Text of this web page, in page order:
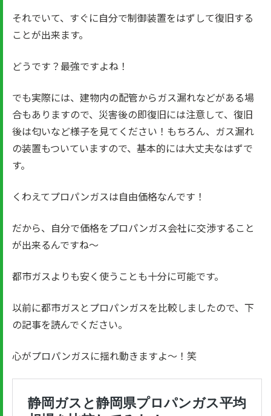
それでいて、すぐに自分で制御装置をはずして復旧する
ことが出来ます。
どうです？最強ですよね！
でも実際には、建物内の配管からガス漏れなどがある場
合もありますので、災害後の即復旧には注意して、復旧
後は匂いなど様子を見てください！もちろん、ガス漏れ
の装置もついていますので、基本的には大丈夫なはずで
す。
くわえてプロパンガスは自由価格なんです！
だから、自分で価格をプロパンガス会社に交渉すること
が出来るんですね～
都市ガスよりも安く使うことも十分に可能です。
以前に都市ガスとプロパンガスを比較しましたので、下
の記事を読んでください。
心がプロパンガスに揺れ動きますよ～！笑